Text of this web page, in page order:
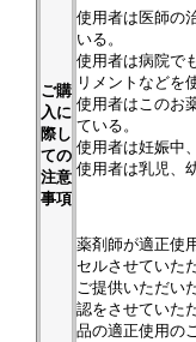
ご購
入に
際し
ての
注意
事項
使用者は医師の
いる。
使用者は病院で
リメントなどを
使用者はこのお
ている。
使用者は妊娠中
使用者は乳児、
薬剤師が適正使
セルさせていた
ご提供いただい
認をさせていた
品の適正使用の